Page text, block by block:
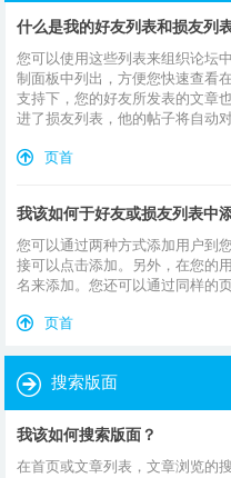
什么是我的好友列表和损友列
您可以使用这些列表来组织论坛
制面板中列出，方便您快速查看
支持下，您的好友所发表的文章
进了损友列表，他的帖子将自动对
页首
我该如何于好友或损友列表中
您可以通过两种方式添加用户到
接可以点击添加。另外，在您的
名来添加。您还可以通过同样的
页首
搜索版面
我该如何搜索版面？
在首页或文章列表，文章浏览的